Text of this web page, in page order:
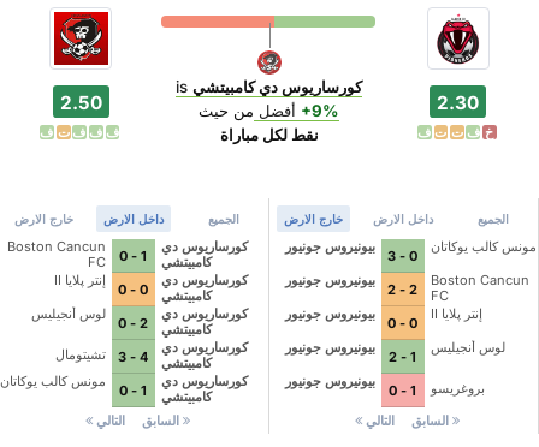
2.50
ف ف ف ت ف
كورساريوس دي كامبيتشيis
+9% أفضل من حيث
نقط لكل مباراة
2.30
خ ف ت ت ف
الجميع داخل الارض خارج الارض
Boston Cancun
FC
1 - 0
كورساريوس دي
كامبيتشي
إنتر پلايا II
0 - 0
كورساريوس دي
كامبيتشي
لوس أنجيليس
2 - 0
كورساريوس دي
كامبيتشي
تشيتومال
4 - 3
كورساريوس دي
كامبيتشي
مونس كالب يوكاتان
1 - 0
كورساريوس دي
كامبيتشي
السابق
التالي
الجميع داخل الارض خارج الارض
بيونيروس جونيور
0 - 3
مونس كالب يوكاتان
بيونيروس جونيور
2 - 2
Boston Cancun
FC
بيونيروس جونيور
0 - 0
إنتر پلايا II
بيونيروس جونيور
1 - 2
لوس أنجيليس
بيونيروس جونيور
1 - 0
بروغريسو
السابق
التالي